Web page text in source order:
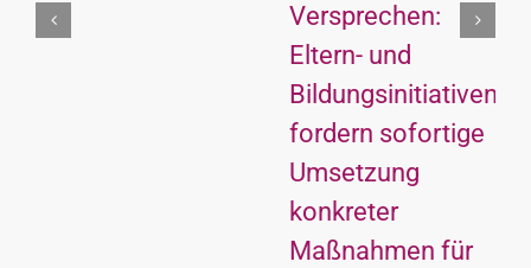
Versprechen:
Eltern- und
Bildungsinitiativen
fordern sofortige
Umsetzung
konkreter
Maßnahmen für